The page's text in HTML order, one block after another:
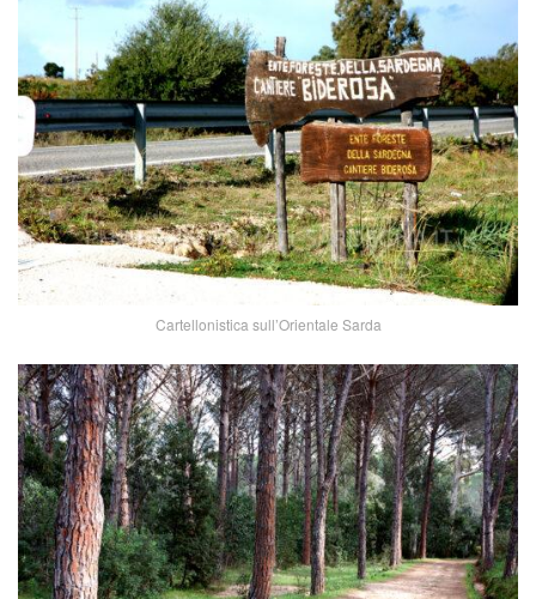
Cartellonistica sull’Orientale Sarda